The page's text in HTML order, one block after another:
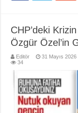
CHP’deki
Özgür Özel’in
Editör 31 Mayıs 2026
34